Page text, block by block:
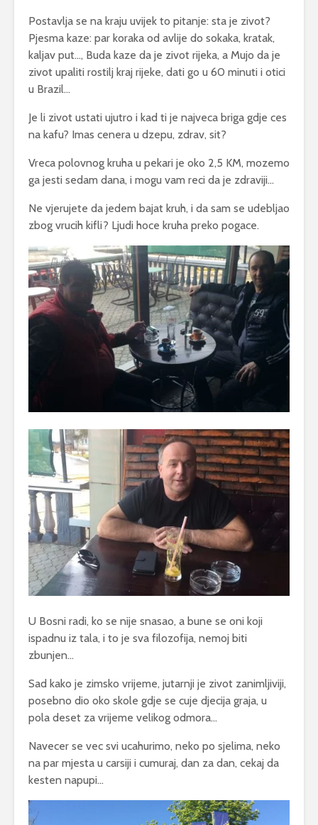
Postavlja se na kraju uvijek to pitanje: sta je zivot?
Pjesma kaze: par koraka od avlije do sokaka, kratak,
kaljav put…, Buda kaze da je zivot rijeka, a Mujo da je
zivot upaliti rostilj kraj rijeke, dati go u 60 minuti i otici
u Brazil…
Je li zivot ustati ujutro i kad ti je najveca briga gdje ces
na kafu? Imas cenera u dzepu, zdrav, sit?
Vreca polovnog kruha u pekari je oko 2,5 KM, mozemo
ga jesti sedam dana, i mogu vam reci da je zdraviji…
Ne vjerujete da jedem bajat kruh, i da sam se udebljao
zbog vrucih kifli? Ljudi hoce kruha preko pogace.
U Bosni radi, ko se nije snasao, a bune se oni koji
ispadnu iz tala, i to je sva filozofija, nemoj biti
zbunjen…
Sad kako je zimsko vrijeme, jutarnji je zivot zanimljiviji,
posebno dio oko skole gdje se cuje djecija graja, u
pola deset za vrijeme velikog odmora…
Navecer se vec svi ucahurimo, neko po sjelima, neko
na par mjesta u carsiji i cumuraj, dan za dan, cekaj da
kesten napupi…